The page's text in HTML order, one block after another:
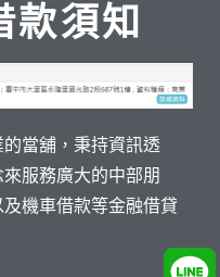
款須知
當舖，秉持資訊透
服務廣大的中部朋
機車借款等金融借貸